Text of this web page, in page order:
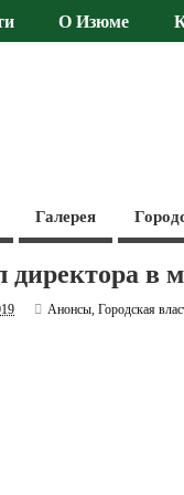
О Изюме
Галерея
директора в
Анонсы,Городская